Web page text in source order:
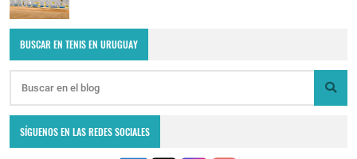
BUSCAR EN TENIS EN URUGUAY
SÍGUENOS EN LAS REDES SOCIALES